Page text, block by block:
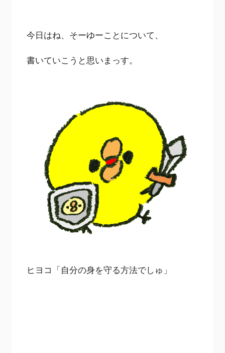
今日はね、そーゆーことについて、
書いていこうと思いまっす。
ヒヨコ「自分の身を守る方法でしゅ」